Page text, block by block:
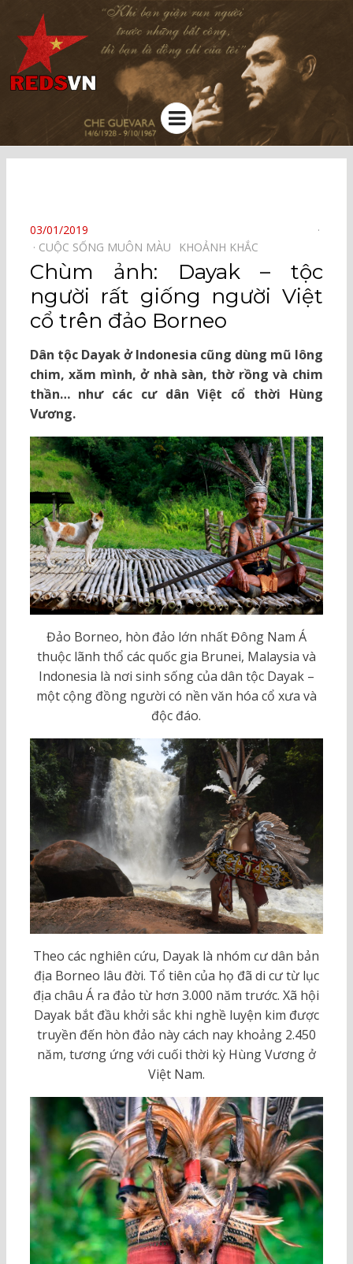
Kênh chia sẻ tri thức cộng đồng
Menu
POSTED
ON
03/01/2019
CUỘC SỐNG MUÔN MÀU⠀
KHOẢNH KHẮC⠀
Chùm ảnh: Dayak – tộc
người rất giống người Việt
cổ trên đảo Borneo
Dân tộc Dayak ở Indonesia cũng dùng mũ lông
chim, xăm mình, ở nhà sàn, thờ rồng và chim
thần… như các cư dân Việt cổ thời Hùng
Vương.
Đảo Borneo, hòn đảo lớn nhất Đông Nam Á
thuộc lãnh thổ các quốc gia Brunei, Malaysia và
Indonesia là nơi sinh sống của dân tộc Dayak –
một cộng đồng người có nền văn hóa cổ xưa và
độc đáo.
Theo các nghiên cứu, Dayak là nhóm cư dân bản
địa Borneo lâu đời. Tổ tiên của họ đã di cư từ lục
địa châu Á ra đảo từ hơn 3.000 năm trước. Xã hội
Dayak bắt đầu khởi sắc khi nghề luyện kim được
truyền đến hòn đảo này cách nay khoảng 2.450
năm, tương ứng với cuối thời kỳ Hùng Vương ở
Việt Nam.